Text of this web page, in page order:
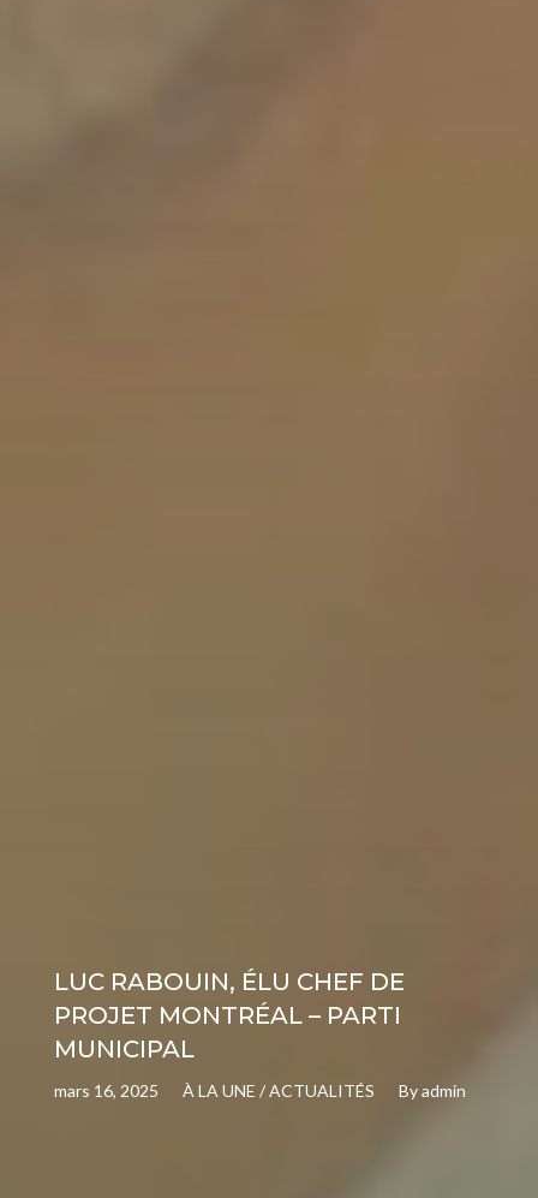
LUC RABOUIN, ÉLU CHEF DE
PROJET MONTRÉAL – PARTI
MUNICIPAL
mars 16, 2025 À LA UNE /ACTUALITÉS Byadmin